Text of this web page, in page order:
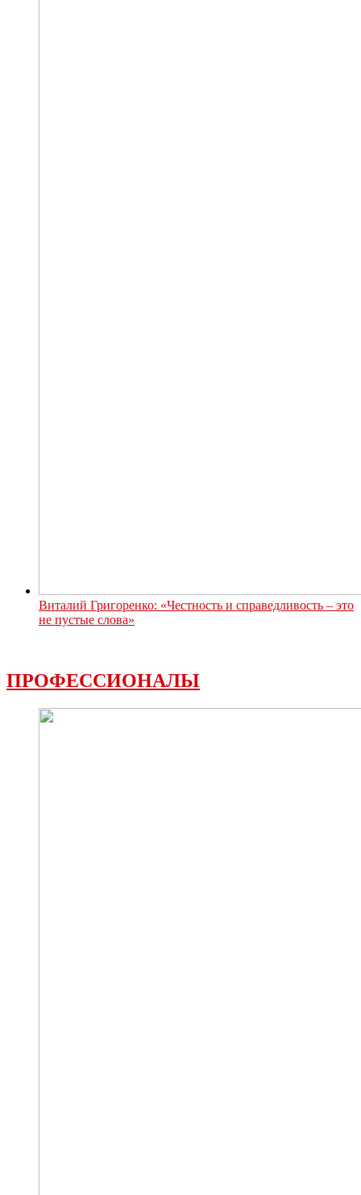
Виталий Григоренко: «Честность и справедливость – это
не пустые слова»
ПРОФЕССИОНАЛЫ